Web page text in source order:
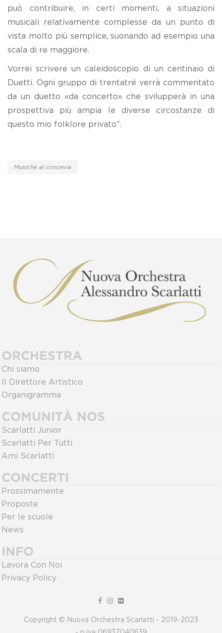
può contribuire, in certi momenti, a situazioni
musicali relativamente complesse da un punto di
vista molto più semplice, suonando ad esempio una
scala di re maggiore.
Vorrei scrivere un caleidoscopio di un centinaio di
Duetti. Ogni gruppo di trentatré verrà commentato
da un duetto «da concerto» che svilupperà in una
prospettiva più ampia le diverse circostanze di
questo mio folklore privato”.
Musiche al crocevia
ORCHESTRA
Chi siamo
Il Direttore Artistico
Organigramma
COMUNITÀ NOS
Scarlatti Junior
Scarlatti Per Tutti
Ami Scarlatti
CONCERTI
Prossimamente
Proposte
Per le scuole
News
INFO
Lavora Con Noi
Privacy Policy
Copyright © Nuova Orchestra Scarlatti - 2019-2023